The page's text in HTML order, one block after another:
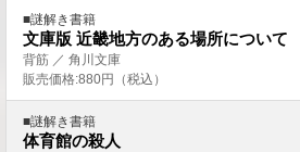
■謎解き書籍
文庫版 近畿地方のある場所について
背筋 ／ 角川文庫
販売価格:880円（税込）
■謎解き書籍
体育館の殺人